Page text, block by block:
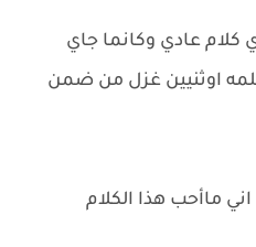
كلام عادي وكانما جاي
اوثنيين غزل من ضمن
ماأحب هذا الكلام